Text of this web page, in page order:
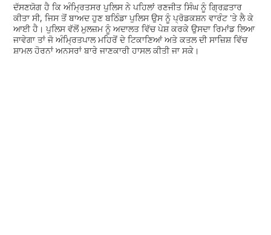
ਦੱਸਣਯੋਗ ਹੈ ਕਿ ਅੰਮ੍ਰਿਤਸਰ ਪੁਲਿਸ ਨੇ ਪਹਿਲਾਂ ਰਣਜੀਤ ਸਿੰਘ ਨੂੰ ਗ੍ਰਿਫ਼ਤਾਰ
ਕੀਤਾ ਸੀ, ਜਿਸ ਤੋਂ ਬਾਅਦ ਹੁਣ ਬਠਿੰਡਾ ਪੁਲਿਸ ਉਸ ਨੂੰ ਪ੍ਰੋਡਕਸ਼ਨ ਵਾਰੰਟ 'ਤੇ ਲੈ ਕੇ
ਆਈ ਹੈ। ਪੁਲਿਸ ਵੱਲੋਂ ਮੁਲਜ਼ਮ ਨੂੰ ਅਦਾਲਤ ਵਿੱਚ ਪੇਸ਼ ਕਰਕੇ ਉਸਦਾ ਰਿਮਾਂਡ ਲਿਆ
ਜਾਵੇਗਾ ਤਾਂ ਜੋ ਅੰਮ੍ਰਿਤਪਾਲ ਮਹਿਰੋਂ ਦੇ ਟਿਕਾਣਿਆਂ ਅਤੇ ਕਤਲ ਦੀ ਸਾਜ਼ਿਸ਼ ਵਿੱਚ
ਸ਼ਾਮਲ ਹੋਰਨਾਂ ਅਨਸਰਾਂ ਬਾਰੇ ਜਾਣਕਾਰੀ ਹਾਸਲ ਕੀਤੀ ਜਾ ਸਕੇ।